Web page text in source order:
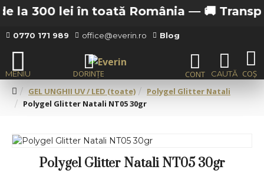
300 lei în toată România — 🚚
0770 171 989 office@everin.ro Blog
GEL UNGHII UV / LED (toate)
Polygel Glitter Natali
Polygel Glitter Natali NT05 30gr
Polygel Glitter Natali NT05 30gr